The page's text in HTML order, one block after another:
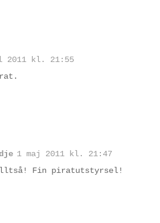
2011 kl. 21:55
1 maj 2011 kl. 21:47
alltså! Fin piratutstyrsel!